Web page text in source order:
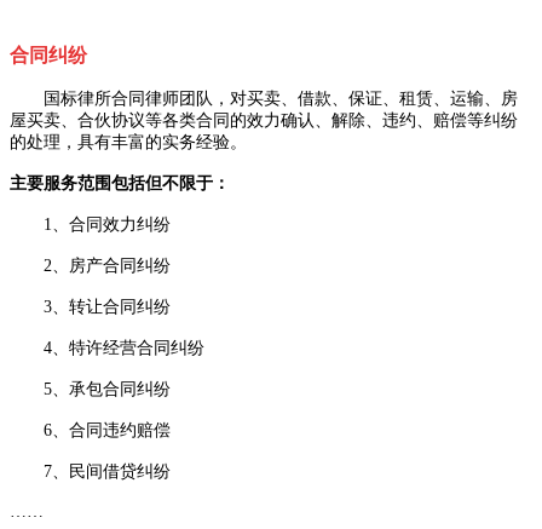
合同纠纷
国标律所合同律师团队，对买卖、借款、保证、租赁、运输、房
屋买卖、合伙协议等各类合同的效力确认、解除、违约、赔偿等纠纷
的处理，具有丰富的实务经验。
主要服务范围包括但不限于：
1、合同效力纠纷
2、房产合同纠纷
3、转让合同纠纷
4、特许经营合同纠纷
5、承包合同纠纷
6、合同违约赔偿
7、民间借贷纠纷
……